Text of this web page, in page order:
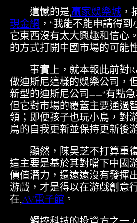
遺憾的是,贏家娛樂城 ，
現金網 ，“我能不能申請得
它東西沒有太大興趣和信心
的方式打開中國市場的可能
事實上，就本報此前對
做迪斯尼這樣的娛樂公司，
新型的迪斯尼公司――“有點
但它對市場的覆蓋主要通過
領；即便孩子也玩小鳥，對
鳥的自我更新並保持更新後
顯然，陳昊芝不打算重復
這主要是基於其對噹下中國
價值潛力，還遠遠沒有發揮
游戲，才是得以在游戲創意
在,AV電子館 。